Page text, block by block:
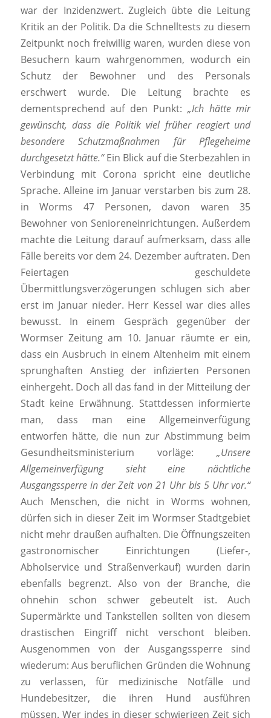
war der Inzidenzwert. Zugleich übte die Leitung
Kritik an der Politik. Da die Schnelltests zu diesem
Zeitpunkt noch freiwillig waren, wurden diese von
Besuchern kaum wahrgenommen, wodurch ein
Schutz der Bewohner und des Personals
erschwert wurde. Die Leitung brachte es
dementsprechend auf den Punkt: „Ich hätte mir
gewünscht, dass die Politik viel früher reagiert und
besondere Schutzmaßnahmen für Pflegeheime
durchgesetzt hätte.“Ein Blick auf die Sterbezahlen in
Verbindung mit Corona spricht eine deutliche
Sprache. Alleine im Januar verstarben bis zum 28.
in Worms 47 Personen, davon waren 35
Bewohner von Senioreneinrichtungen. Außerdem
machte die Leitung darauf aufmerksam, dass alle
Fälle bereits vor dem 24. Dezember auftraten. Den
Feiertagen geschuldete
Übermittlungsverzögerungen schlugen sich aber
erst im Januar nieder. Herr Kessel war dies alles
bewusst. In einem Gespräch gegenüber der
Wormser Zeitung am 10. Januar räumte er ein,
dass ein Ausbruch in einem Altenheim mit einem
sprunghaften Anstieg der infizierten Personen
einhergeht. Doch all das fand in der Mitteilung der
Stadt keine Erwähnung. Stattdessen informierte
man, dass man eine Allgemeinverfügung
entworfen hätte, die nun zur Abstimmung beim
Gesundheitsministerium vorläge:„Unsere
Allgemeinverfügung sieht eine nächtliche
Ausgangssperre in der Zeit von 21 Uhr bis 5 Uhr vor.“
Auch Menschen, die nicht in Worms wohnen,
dürfen sich in dieser Zeit im Wormser Stadtgebiet
nicht mehr draußen aufhalten. Die Öffnungszeiten
gastronomischer Einrichtungen (Liefer-,
Abholservice und Straßenverkauf) wurden darin
ebenfalls begrenzt. Also von der Branche, die
ohnehin schon schwer gebeutelt ist. Auch
Supermärkte und Tankstellen sollten von diesem
drastischen Eingriff nicht verschont bleiben.
Ausgenommen von der Ausgangssperre sind
wiederum: Aus beruflichen Gründen die Wohnung
zu verlassen, für medizinische Notfälle und
Hundebesitzer, die ihren Hund ausführen
müssen. Wer indes in dieser schwierigen Zeit sich